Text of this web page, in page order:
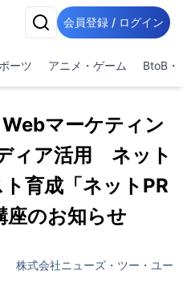
会員登録 / ログイン
ーツ アニメ・ゲーム BtoB・
マーケティン
ィア活用 ネット
育成「ネットPR
のお知らせ
株式会社ニューズ・ツー・ユー